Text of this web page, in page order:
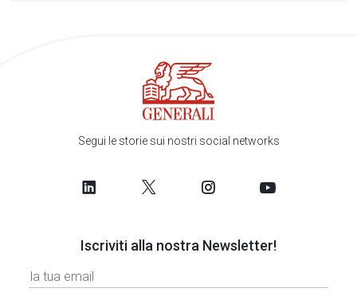
Segui le storie sui nostri social networks
Iscriviti alla nostra Newsletter!